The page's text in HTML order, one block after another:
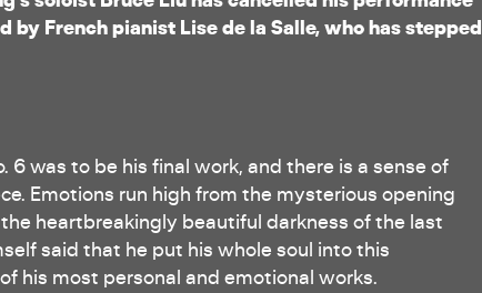
by French pianist Lise de la Salle, who has stepped
6 was to be his final work, and there is a sense of
Emotions run high from the mysterious opening
heartbreakingly beautiful darkness of the last
said that he put his whole soul into this
his most personal and emotional works.